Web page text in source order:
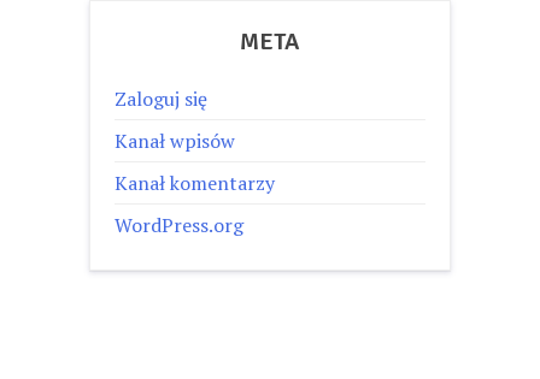
META
Zaloguj się
Kanał wpisów
Kanał komentarzy
WordPress.org